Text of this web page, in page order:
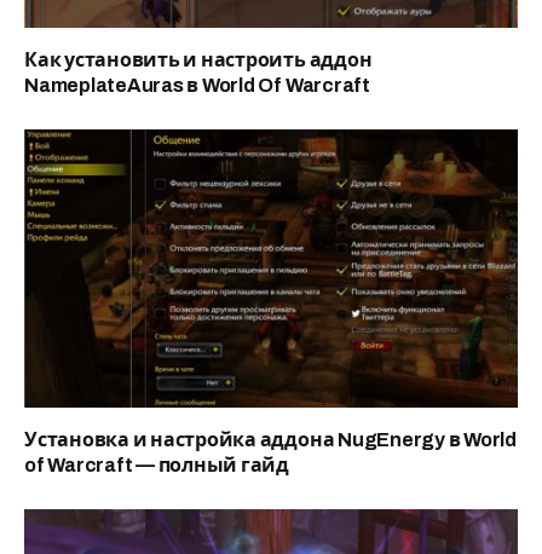
Как установить и настроить аддон
NameplateAuras в World Of Warcraft
Установка и настройка аддона NugEnergy в World
of Warcraft — полный гайд